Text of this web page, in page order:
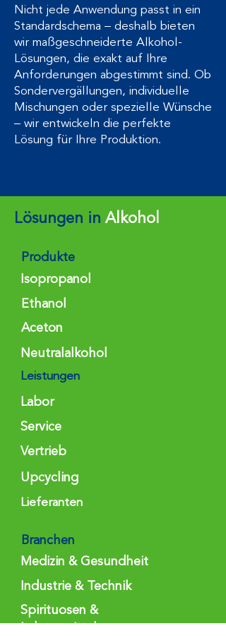
Nicht jede Anwendung passt in ein
Standardschema – deshalb bieten
wir maßgeschneiderte Alkohol-
Lösungen, die exakt auf Ihre
Anforderungen abgestimmt sind. Ob
Sondervergällungen, individuelle
Mischungen oder spezielle Wünsche
– wir entwickeln die perfekte
Lösung für Ihre Produktion.
Lösungen in Alkohol
Produkte
Isopropanol
Ethanol
Aceton
Neutralalkohol
Leistungen
Labor
Service
Vertrieb
Upcycling
Lieferanten
Branchen
Medizin & Gesundheit
Industrie & Technik
Spirituosen &
Lebensmittel